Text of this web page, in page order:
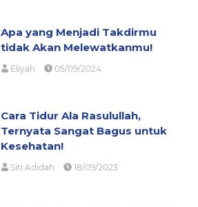
Apa yang Menjadi Takdirmu
tidak Akan Melewatkanmu!
Eliyah 05/09/2024
Cara Tidur Ala Rasulullah,
Ternyata Sangat Bagus untuk
Kesehatan!
Siti Adidah 18/09/2023